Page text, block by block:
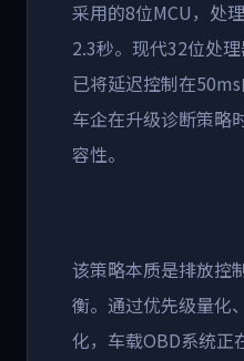
采用的8位MCU，处
2.3秒。现代32位处理
已将延迟控制在50ms
车企在升级诊断策略
容性。
该策略本质是排放控
衡。通过优先级量化
化，车载OBD系统正